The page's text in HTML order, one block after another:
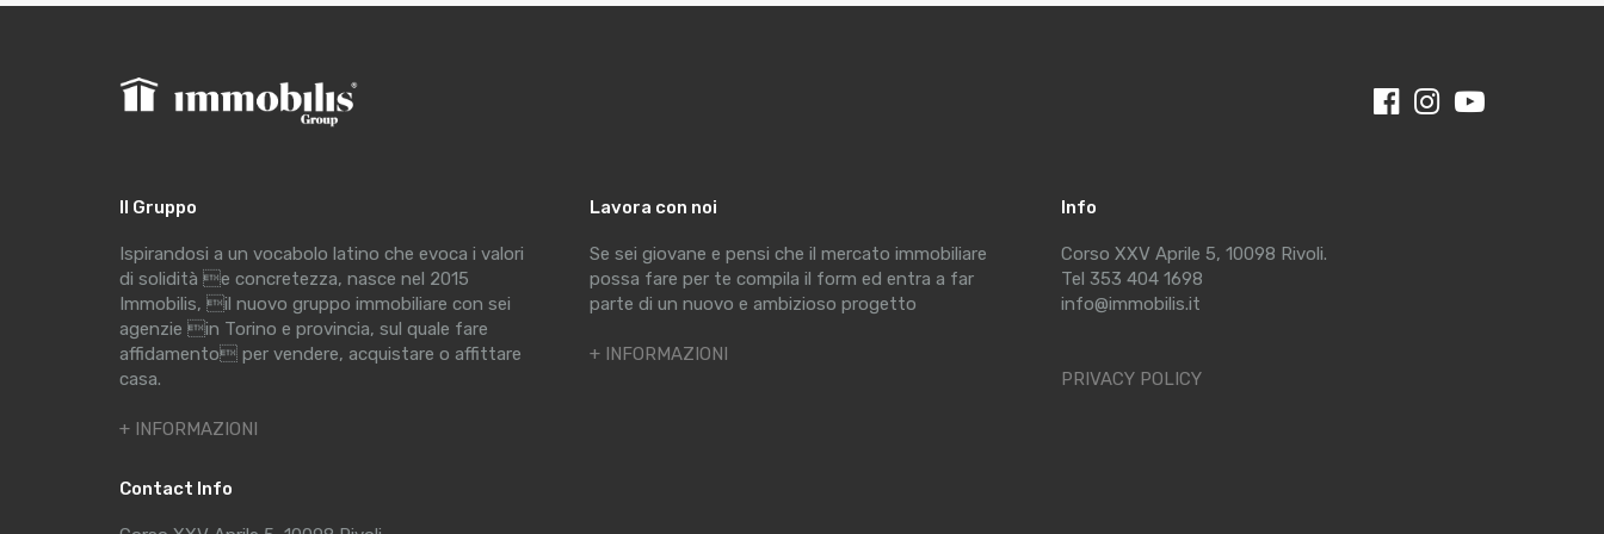
Il Gruppo
Ispirandosi a un vocabolo latino che evoca i valori
di solidità e concretezza, nasce nel 2015
Immobilis, il nuovo gruppo immobiliare con sei
agenzie in Torino e provincia, sul quale fare
affidamento per vendere, acquistare o affittare
casa.
+ INFORMAZIONI
Contact Info
Lavora con noi
Se sei giovane e pensi che il mercato immobiliare
possa fare per te compila il form ed entra a far
parte di un nuovo e ambizioso progetto
+ INFORMAZIONI
Info
Corso XXV Aprile 5, 10098 Rivoli.
Tel 353 404 1698
info@immobilis.it
PRIVACY POLICY